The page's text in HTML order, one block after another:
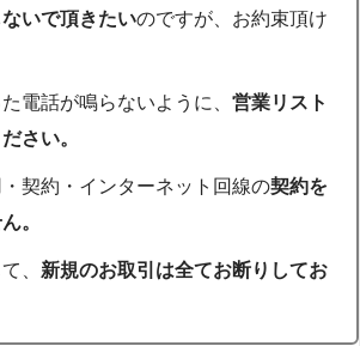
いで頂きたいのですが、お約束頂け
電話が鳴らないように、営業リスト
さい。
契約・インターネット回線の契約を
。
、 新規のお取引は全てお断りしてお